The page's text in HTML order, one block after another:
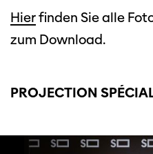
Hierfinden Sie alle
zum Download.
PROJECTION